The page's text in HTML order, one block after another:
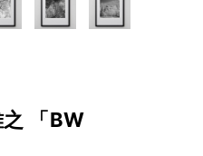
之 「BW